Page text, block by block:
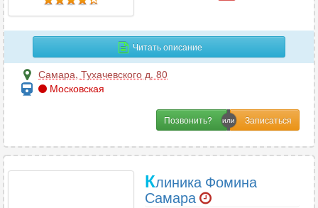
Читать описание
Самара, Тухачевского д. 80
Московская
Позвонить?
Клиника Фомина
Самара